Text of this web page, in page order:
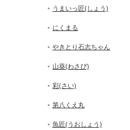
うまいっ匠(しょう)
にくまる
やきとり石志ちゃん
山葵(わさび)
彩(さい)
第八くえ丸
魚匠(うおしょう)